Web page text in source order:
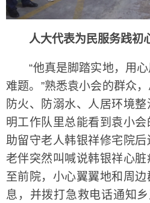
人大代表为民服务践初
“他真是脚踏实地，用心
难题。”熟悉袁小会的群众
防火、防溺水、人居环境
明工作队里总能看到袁小
助留守老人韩银祥修宅院
老伴突然叫喊说韩银祥心
至前院，小心翼翼地和周
息，并拨打急救电话通知